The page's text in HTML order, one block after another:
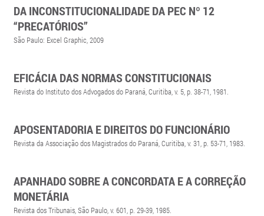
DA INCONSTITUCIONALIDADE DA PEC Nº 12
“PRECATÓRIOS”
São Paulo: Excel Graphic, 2009
EFICÁCIA DAS NORMAS CONSTITUCIONAIS
Revista do Instituto dos Advogados do Paraná, Curitiba, v. 5, p. 38-71, 1981.
APOSENTADORIA E DIREITOS DO FUNCIONÁRIO
Revista da Associação dos Magistrados do Paraná, Curitiba, v. 31, p. 53-71, 1983.
APANHADO SOBRE A CONCORDATA E A CORREÇÃO
MONETÁRIA
Revista dos Tribunais, São Paulo, v. 601, p. 29-39, 1985.